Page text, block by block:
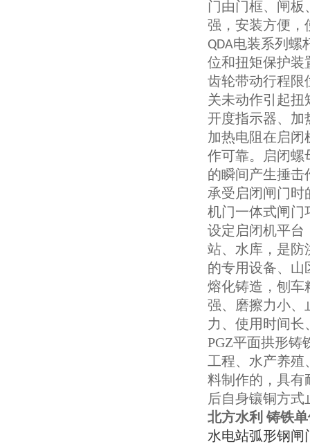
门由门框、闸
强，安装方便，
QDA电装系列螺
位和扭矩保护装
齿轮带动行程限
关未动作引起扭
开度指示器、加
加热电阻在启闭
作可靠。启闭螺
的瞬间产生捶击
承受启闭闸门时
机门一体式闸门
设定启闭机平台
站、水库，是防
的专用设备、山
熔化铸造，刨车
强、磨擦力小、
力、使用时间长
PGZ平面拱形铸
工程、水产养殖
料制作的，具有
后自身镶铜方
北方水利 铸铁
水电站弧形钢闸